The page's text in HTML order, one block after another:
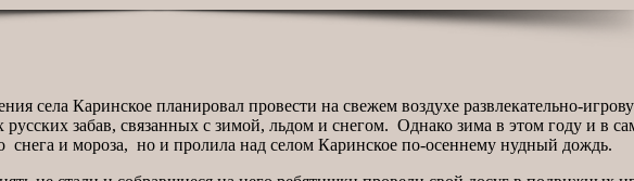
села Каринское планировал провести на свежем воздухе развлекательно-
забав, связанных с зимой, льдом и снегом. Однако зима в этом году и в
снега и мороза, но и пролила над селом Каринское по-осеннему нудный дождь.